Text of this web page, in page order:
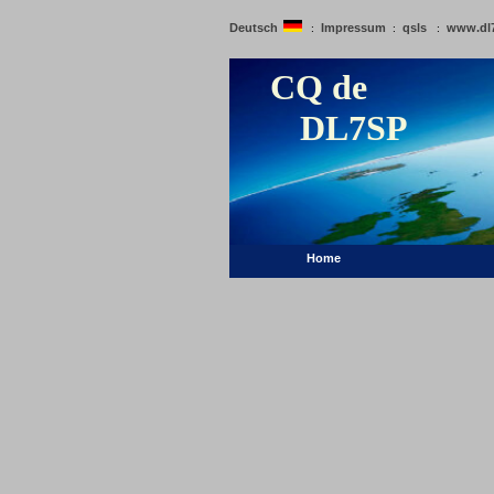
Deutsch : Impressum : qsls :
CQ de
DL7SP
Home